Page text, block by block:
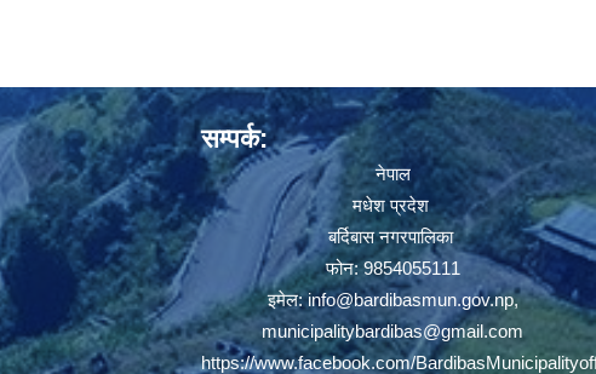
सम्पर्क:
नेपाल
मधेश प्रदेश
बर्दिबास नगरपालिका
फोन: 9854055111
इमेल:info@bardibasmun.gov.np,
municipalitybardibas@gmail.com
https://www.facebook.com/